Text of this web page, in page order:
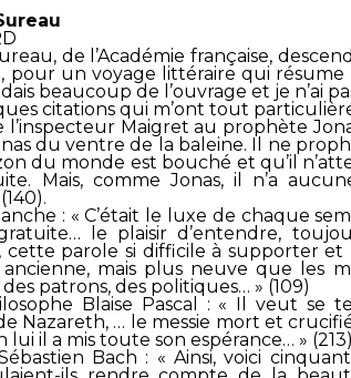
de l’Académie française,
pour un voyage littéraire qui résume
beaucoup de l’ouvrage et je n’ai
citations qui m’ont tout
l’inspecteur Maigret au prophète
du ventre de la baleine. Il ne
du monde est bouché et qu’il
Mais, comme Jonas, il n’a
: « C’était le luxe de chaque
le plaisir d’entendre,
cette parole si difficile à supporter
mais plus neuve que les
patrons, des politiques… » (109)
Blaise Pascal : « Il veut se
Nazareth, … le messie mort et
lui il a mis toute son espérance… » (213)
Bach : « Ainsi, voici